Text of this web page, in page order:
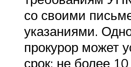
со своими
указаниями.
прокурор может
срок: не более